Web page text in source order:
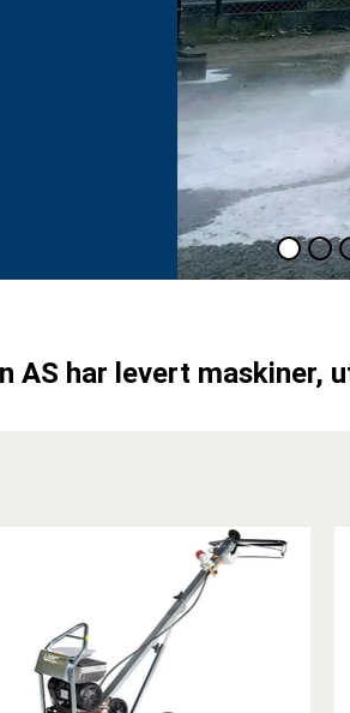
AS har levert maskiner,